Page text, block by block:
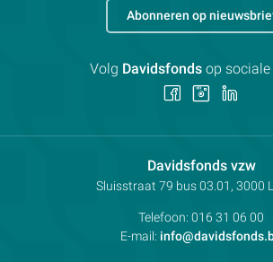
Davidsfonds vzw
Adres:
Sluisstraat 79 bus 03.01, 3000
Telefoon: 016 31 06 00
E-mail:
Abonneren op
Volg Davidsfondsop sociale
Volg Volg